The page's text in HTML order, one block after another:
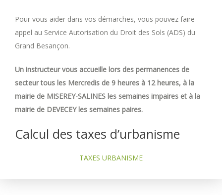
Pour vous aider dans vos démarches, vous pouvez faire
appel au Service Autorisation du Droit des Sols (ADS) du
Grand Besançon.
Un instructeur vous accueille lors des permanences de
secteur tous les Mercredis de 9 heures à 12 heures, à la
mairie de MISEREY-SALINES les semaines impaires et à la
mairie de DEVECEY les semaines paires.
Calcul des taxes d’urbanisme
TAXES URBANISME